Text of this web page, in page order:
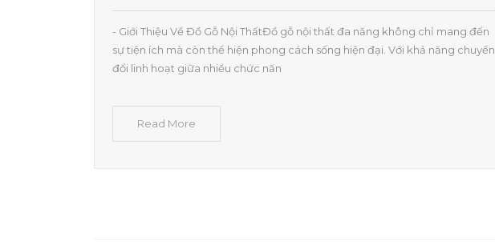
- Giới Thiệu Về Đồ Gỗ Nội ThấtĐồ gỗ nội thất đa năng không chỉ mang đến
sự tiện ích mà còn thể hiện phong cách sống hiện đại. Với khả năng chuyển
đổi linh hoạt giữa nhiều chức năn
Read More